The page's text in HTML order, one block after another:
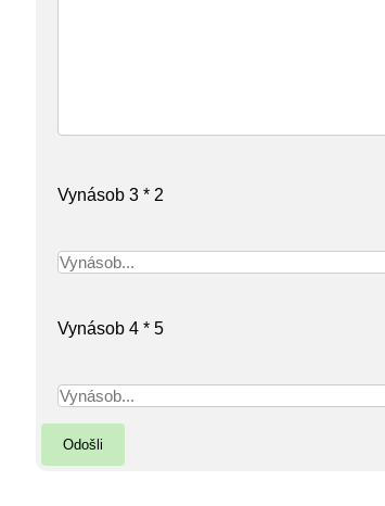
Vynásob 3 * 2
Vynásob 4 * 5